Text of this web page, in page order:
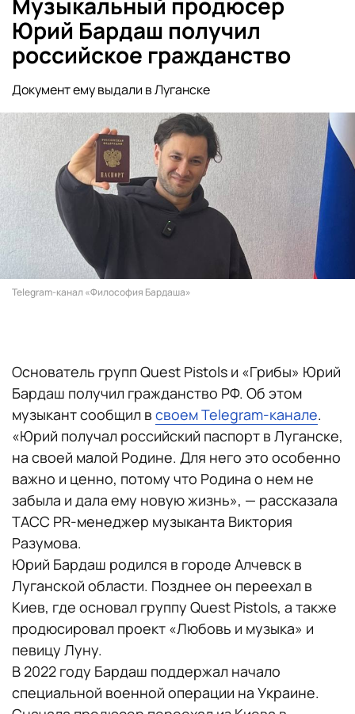
Юрий Бардаш получил
российское гражданство
Документ ему выдали в Луганске
Telegram-канал «Философия Бардаша»
Основатель групп Quest Pistols и «Грибы» Юрий
Бардаш получил гражданство РФ. Об этом
музыкант сообщил в своем Telegram-канале.
«Юрий получал российский паспорт в Луганске,
на своей малой Родине. Для него это особенно
важно и ценно, потому что Родина о нем не
забыла и дала ему новую жизнь», — рассказала
ТАСС PR-менеджер музыканта Виктория
Разумова.
Юрий Бардаш родился в городе Алчевск в
Луганской области. Позднее он переехал в
Киев, где основал группу Quest Pistols, а также
продюсировал проект «Любовь и музыка» и
певицу Луну.
В 2022 году Бардаш поддержал начало
специальной военной операции на Украине.